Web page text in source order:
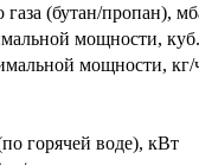
(бутан/пропан),
мощности,
мощности, кг/
горячей воде), кВт